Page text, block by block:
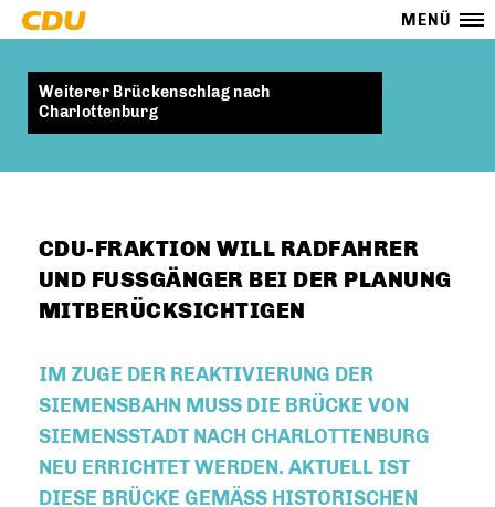
MENÜ
Weiterer Brückenschlag nach
Charlottenburg
CDU-FRAKTION WILL RADFAHRER
UND FUSSGÄNGER BEI DER PLANUNG M
ITBERÜCKSICHTIGEN
IM ZUGE DER REAKTIVIERUNG DER
SIEMENSBAHN MUSS DIE BRÜCKE VON
SIEMENSSTADT NACH CHARLOTTENBURG
NEU ERRICHTET WERDEN. AKTUELL IST
DIESE BRÜCKE GEMÄSS HISTORISCHEN V